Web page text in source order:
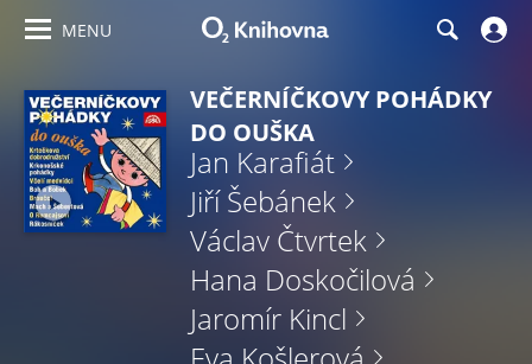
MENU
VEČERNÍČKOVY POHÁDKY
DO OUŠKA
Jan Karafiát
Jiří Šebánek
Václav Čtvrtek
Hana Doskočilová
Jaromír Kincl